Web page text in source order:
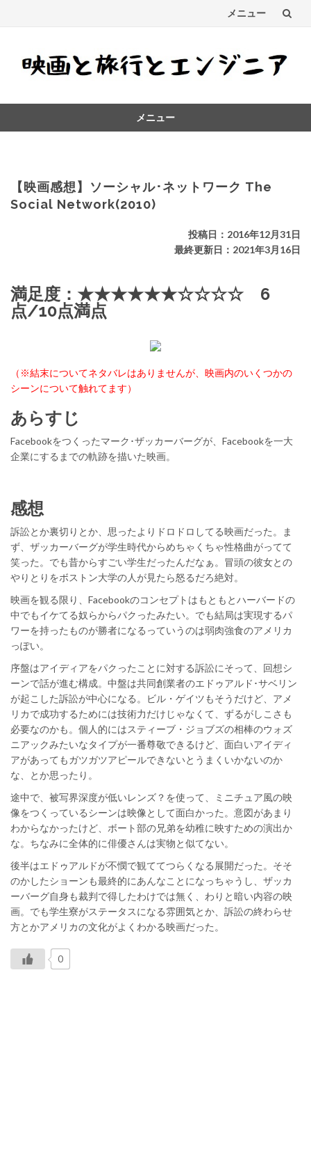
メニュー
ス
メニュー
【映画感想】ソーシャル･ネットワーク The
Social Network(2010)
投稿日：2016年12月31日
最終更新日：2021年3月16日
満足度：★★★★★★☆☆☆☆ 6
点/10点満点
（※結末についてネタバレはありませんが、映画内のいくつかの
シーンについて触れてます）
あらすじ
Facebookをつくったマーク･ザッカーバーグが、Facebookを一大
企業にするまでの軌跡を描いた映画。
感想
訴訟とか裏切りとか、思ったよりドロドロしてる映画だった。ま
ず、ザッカーバーグが学生時代からめちゃくちゃ性格曲がってて
笑った。でも昔からすごい学生だったんだなぁ。冒頭の彼女との
やりとりをボストン大学の人が見たら怒るだろ絶対。
映画を観る限り、Facebookのコンセプトはもともとハーバードの
中でもイケてる奴らからパクったみたい。でも結局は実現するパ
ワーを持ったものが勝者になるっていうのは弱肉強食のアメリカ
っぽい。
序盤はアイディアをパクったことに対する訴訟にそって、回想シ
ーンで話が進む構成。中盤は共同創業者のエドゥアルド･サベリン
が起こした訴訟が中心になる。ビル・ゲイツもそうだけど、アメ
リカで成功するためには技術力だけじゃなくて、ずるがしこさも
必要なのかも。個人的にはスティーブ・ジョブズの相棒のウォズ
ニアックみたいなタイプが一番尊敬できるけど、面白いアイディ
アがあってもガツガツアピールできないとうまくいかないのか
な、とか思ったり。
途中で、被写界深度が低いレンズ？を使って、ミニチュア風の映
像をつくっているシーンは映像として面白かった。意図があまり
わからなかったけど、ボート部の兄弟を幼稚に映すための演出か
な。ちなみに全体的に俳優さんは実物と似てない。
後半はエドゥアルドが不憫で観ててつらくなる展開だった。そそ
のかしたショーンも最終的にあんなことになっちゃうし、ザッカ
ーバーグ自身も裁判で得したわけでは無く、わりと暗い内容の映
画。でも学生寮がステータスになる雰囲気とか、訴訟の終わらせ
方とかアメリカの文化がよくわかる映画だった。
0